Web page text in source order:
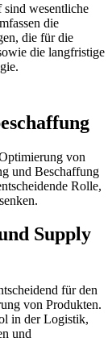
sind wesentliche
die
die für die
die langfristige
von
und Beschaffung
Rolle,
Supply
für den
von Produkten.
in der Logistik,
und